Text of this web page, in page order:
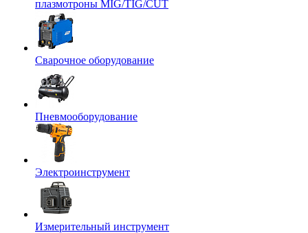
плазмотроны MIG/TIG/CUT
Сварочное оборудование
Пневмооборудование
Электроинструмент
Измерительный инструмент